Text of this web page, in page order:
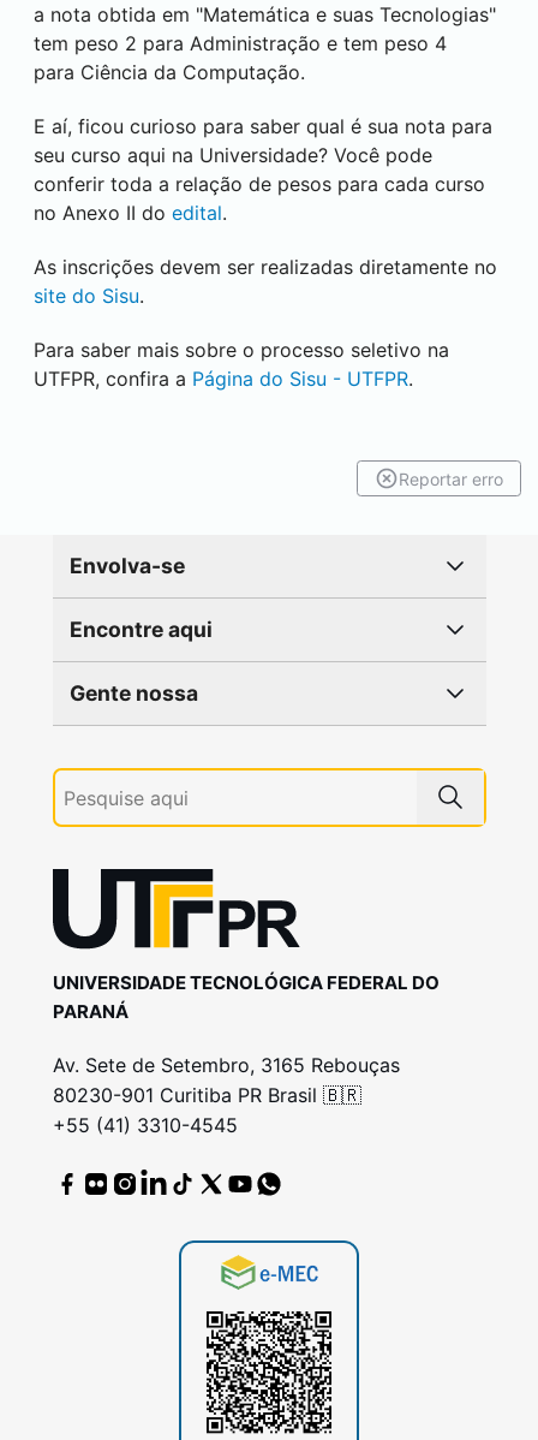
a nota obtida em "Matemática e suas Tecnologias"
tem peso 2 para Administração e tem peso 4
para Ciência da Computação.
E aí, ficou curioso para saber qual é sua nota para
seu curso aqui na Universidade? Você pode
conferir toda a relação de pesos para cada curso
no Anexo II do edital.
As inscrições devem ser realizadas diretamente no
site do Sisu.
Para saber mais sobre o processo seletivo na
UTFPR, confira a Página do Sisu - UTFPR.
Reportar erro
Envolva-se
Encontre aqui
Gente nossa
UNIVERSIDADE TECNOLÓGICA FEDERAL DO
PARANÁ
Av. Sete de Setembro, 3165 Rebouças
80230-901 Curitiba PR Brasil 🇧🇷
+55 (41) 3310-4545